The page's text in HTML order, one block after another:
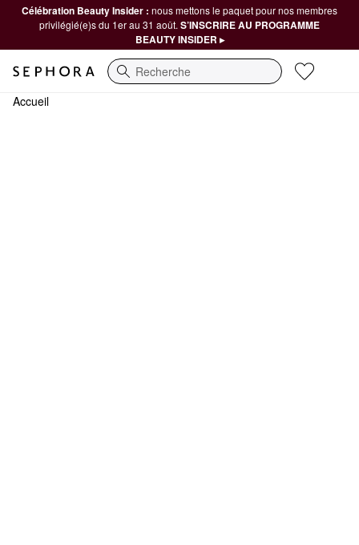
Célébration Beauty Insider : nous mettons le paquet pour nos membres
privilégié(e)s du 1er au 31 août. S’INSCRIRE AU PROGRAMME
BEAUTY INSIDER ▸
Recherche
Accueil